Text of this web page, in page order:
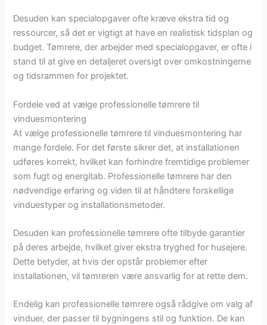
Desuden kan specialopgaver ofte kræve ekstra tid og
ressourcer, så det er vigtigt at have en realistisk tidsplan og
budget. Tømrere, der arbejder med specialopgaver, er ofte i
stand til at give en detaljeret oversigt over omkostningerne
og tidsrammen for projektet.
Fordele ved at vælge professionelle tømrere til
vinduesmontering
At vælge professionelle tømrere til vinduesmontering har
mange fordele. For det første sikrer det, at installationen
udføres korrekt, hvilket kan forhindre fremtidige problemer
som fugt og energitab. Professionelle tømrere har den
nødvendige erfaring og viden til at håndtere forskellige
vinduestyper og installationsmetoder.
Desuden kan professionelle tømrere ofte tilbyde garantier
på deres arbejde, hvilket giver ekstra tryghed for husejere.
Dette betyder, at hvis der opstår problemer efter
installationen, vil tømreren være ansvarlig for at rette dem.
Endelig kan professionelle tømrere også rådgive om valg af
vinduer, der passer til bygningens stil og funktion. De kan